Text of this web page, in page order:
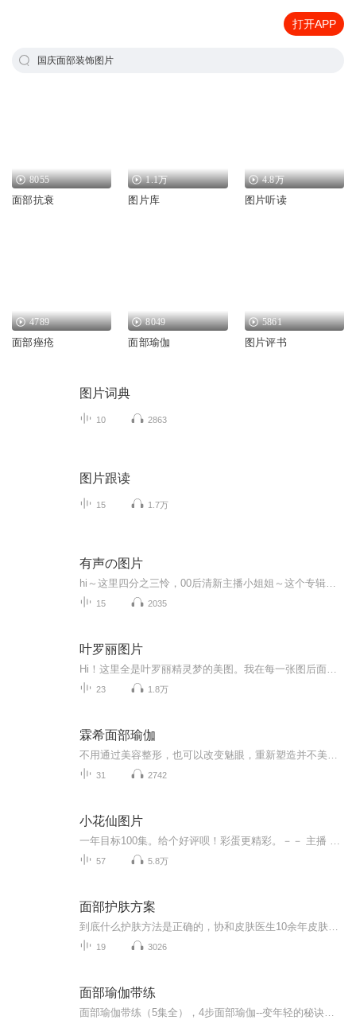
打开APP
国庆面部装饰图片
8055
面部抗衰
1.1万
图片库
4.8万
图片听读
4789
面部痤疮
8049
面部瑜伽
5861
图片评书
图片词典
10 2863
图片跟读
15 1.7万
有声の图片
15 2035
叶罗丽图片
23 1.8万
霖希面部瑜伽
31 2742
小花仙图片
57 5.8万
面部护肤方案
19 3026
面部瑜伽带练